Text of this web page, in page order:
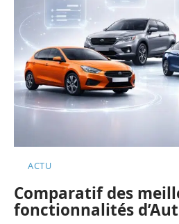
ACTU
Comparatif des
fonctionnalités